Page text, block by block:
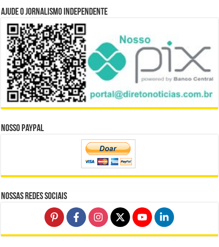
Ajude o Jornalismo Independente
Nosso Paypal
Nossas Redes Sociais